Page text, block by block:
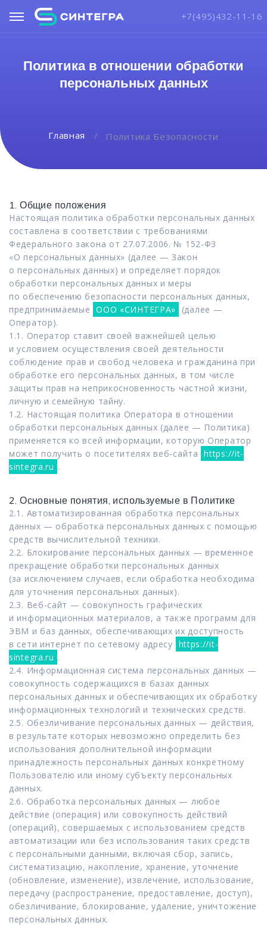
+7(495)432-11-16
Политика в отношении обработки
персональных данных
Главная Политика Безопасности
1. Общие положения
Настоящая политика обработки персональных данных
составлена в соответствии с требованиями
Федерального закона от 27.07.2006. № 152-ФЗ
«О персональных данных» (далее — Закон
о персональных данных) и определяет порядок
обработки персональных данных и меры
по обеспечению безопасности персональных данных,
предпринимаемые ООО «СИНТЕГРА»
(далее —
Оператор).
1.1. Оператор ставит своей важнейшей целью
и условием осуществления своей деятельности
соблюдение прав и свобод человека и гражданина при
обработке его персональных данных, в том числе
защиты прав на неприкосновенность частной жизни,
личную и семейную тайну.
1.2. Настоящая политика Оператора в отношении
обработки персональных данных (далее — Политика)
применяется ко всей информации, которую Оператор
может получить о посетителях веб-сайта https://it-
sintegra.ru .
2. Основные понятия, используемые в Политике
2.1. Автоматизированная обработка персональных
данных — обработка персональных данных с помощью
средств вычислительной техники.
2.2. Блокирование персональных данных — временное
прекращение обработки персональных данных
(за исключением случаев, если обработка необходима
для уточнения персональных данных).
2.3. Веб-сайт — совокупность графических
и информационных материалов, а также программ для
ЭВМ и баз данных, обеспечивающих их доступность
в сети интернет по сетевому адресу https://it-
sintegra.ru .
2.4. Информационная система персональных данных —
совокупность содержащихся в базах данных
персональных данных и обеспечивающих их обработку
информационных технологий и технических средств.
2.5. Обезличивание персональных данных — действия,
в результате которых невозможно определить без
использования дополнительной информации
принадлежность персональных данных конкретному
Пользователю или иному субъекту персональных
данных.
2.6. Обработка персональных данных — любое
действие (операция) или совокупность действий
(операций), совершаемых с использованием средств
автоматизации или без использования таких средств
с персональными данными, включая сбор, запись,
систематизацию, накопление, хранение, уточнение
(обновление, изменение), извлечение, использование,
передачу (распространение, предоставление, доступ),
обезличивание, блокирование, удаление, уничтожение
персональных данных.